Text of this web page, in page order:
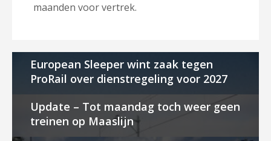
maanden voor vertrek.
European Sleeper wint zaak tegen
ProRail over dienstregeling voor 2027
Update – Tot maandag toch weer geen
treinen op Maaslijn